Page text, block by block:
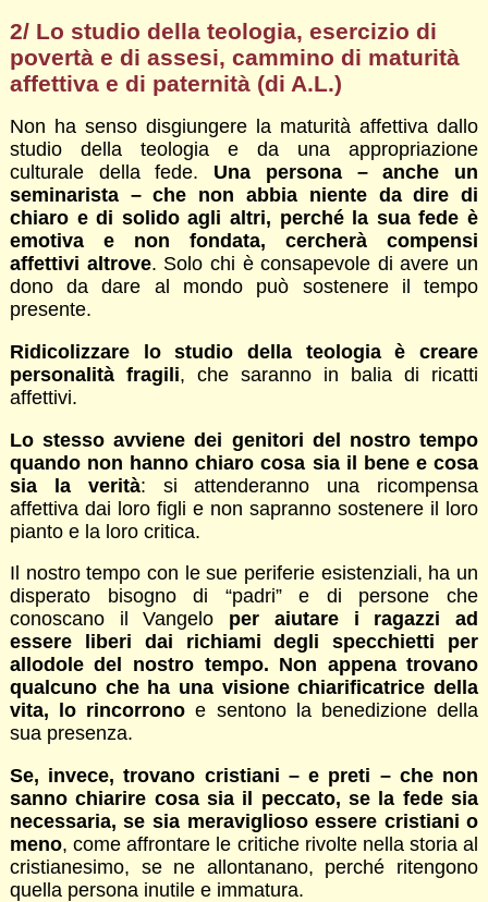
2/ Lo studio della teologia, esercizio di
povertà e di assesi, cammino di maturità
affettiva e di paternità (di A.L.)
Non ha senso disgiungere la maturità affettiva dallo
studio della teologia e da una appropriazione
culturale della fede. Una persona – anche un
seminarista – che non abbia niente da dire di
chiaro e di solido agli altri, perché la sua fede è
emotiva e non fondata, cercherà compensi
affettivi altrove. Solo chi è consapevole di avere un
dono da dare al mondo può sostenere il tempo
presente.
Ridicolizzare lo studio della teologia è creare
personalità fragili, che saranno in balia di ricatti
affettivi.
Lo stesso avviene dei genitori del nostro tempo
quando non hanno chiaro cosa sia il bene e cosa
sia la verità: si attenderanno una ricompensa
affettiva dai loro figli e non sapranno sostenere il loro
pianto e la loro critica.
Il nostro tempo con le sue periferie esistenziali, ha un
disperato bisogno di “padri” e di persone che
conoscano il Vangelo per aiutare i ragazzi ad
essere liberi dai richiami degli specchietti per
allodole del nostro tempo. Non appena trovano
qualcuno che ha una visione chiarificatrice della
vita, lo rincorrono e sentono la benedizione della
sua presenza.
Se, invece, trovano cristiani – e preti – che non
sanno chiarire cosa sia il peccato, se la fede sia
necessaria, se sia meraviglioso essere cristiani o
meno, come affrontare le critiche rivolte nella storia al
cristianesimo, se ne allontanano, perché ritengono
quella persona inutile e immatura.